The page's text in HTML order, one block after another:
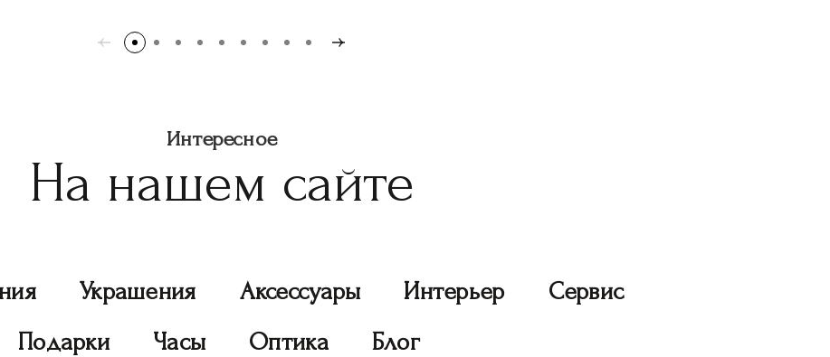
Интересное
На нашем сайте
Украшения Аксессуары Интерьер
Сервис
Подарки
Часы Оптика Блог